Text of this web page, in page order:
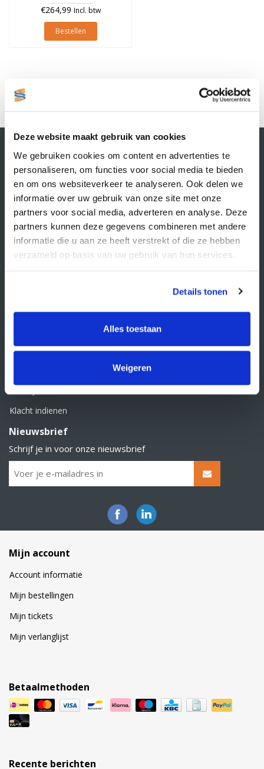
Deze website maakt gebruik van cookies
We gebruiken cookies om content en advertenties te
personaliseren, om functies voor social media te bieden
en om ons websiteverkeer te analyseren. Ook delen we
informatie over uw gebruik van onze site met onze
partners voor social media, adverteren en analyse. Deze
partners kunnen deze gegevens combineren met andere
informatie die u aan ze heeft verstrekt of die ze hebben
verzameld op basis van uw gebruik van hun services.
Details tonen
Alles toestaan
Weigeren
€264,99 Incl. btw
Bestellen
1
Contactgegevens
Supply Service B.V.
Nijverheidsstraat 25-K
3861 RJ Nijkerk
info@supplyservice.nl
+31 33 468 13 42
KvK nummer: 66384737
Retourbeleid
Klacht indienen
Nieuwsbrief
Schrijf je in voor onze nieuwsbrief
Mijn account
Account informatie
Mijn bestellingen
Mijn tickets
Mijn verlanglijst
Betaalmethoden
Recente berichten